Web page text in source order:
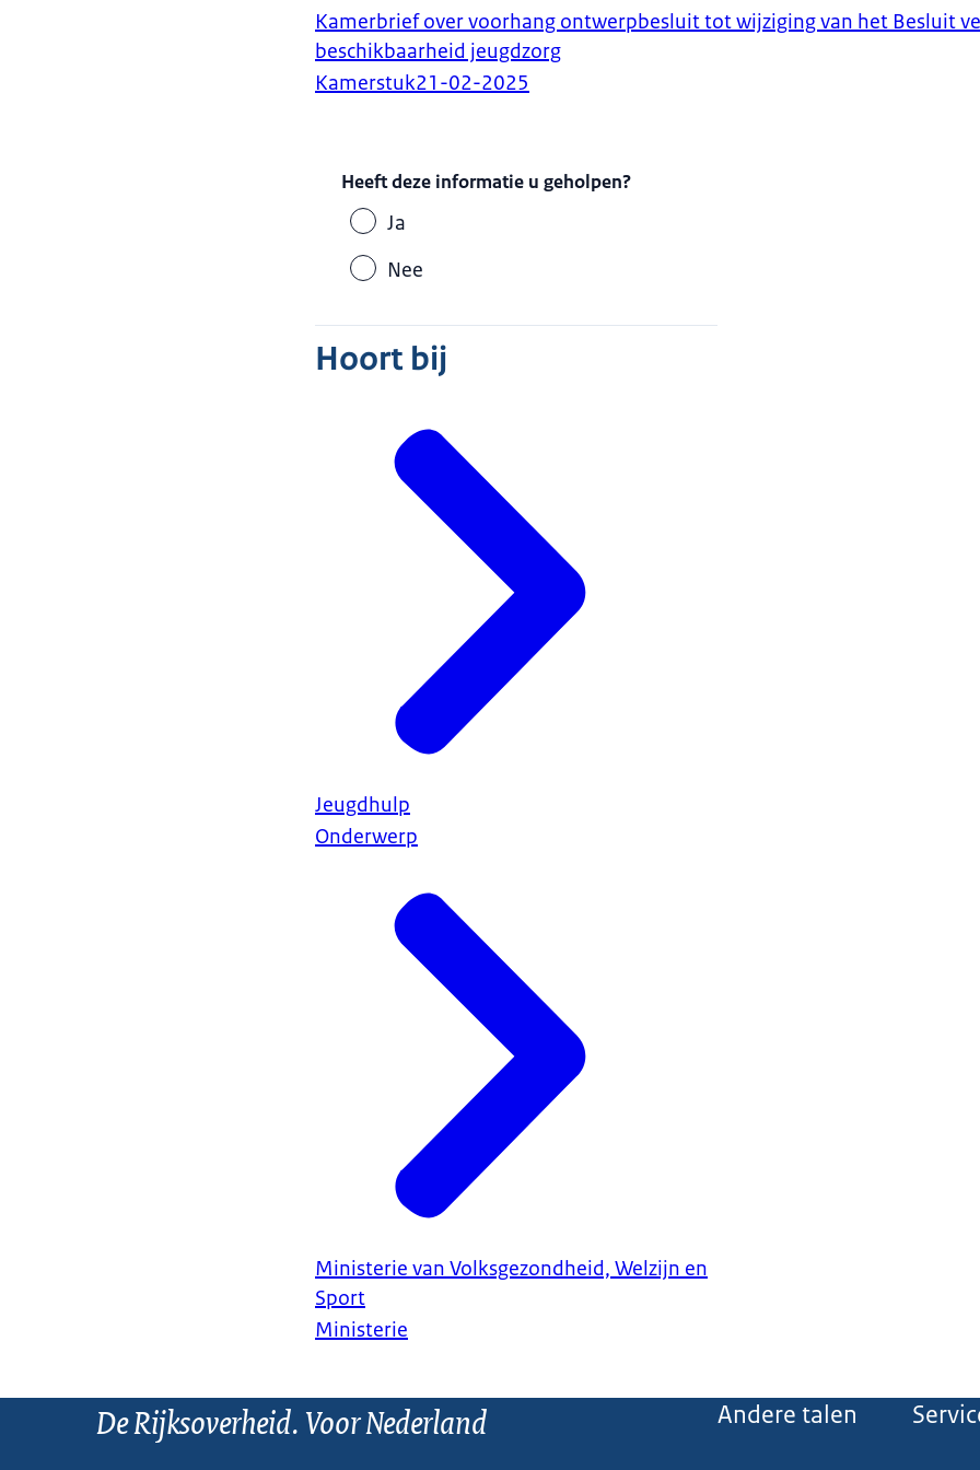
Kamerbrief over voorhang ontwerpbesluit tot wijziging van het Besluit
beschikbaarheid jeugdzorg
Kamerstuk21-02-2025
Heeft deze informatie u geholpen?
Ja
Nee
Hoort bij
Jeugdhulp
Onderwerp
Ministerie van Volksgezondheid, Welzijn en
Sport
Ministerie
De Rijksoverheid. Voor Nederland Andere talen